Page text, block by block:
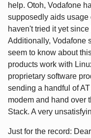
help. Otoh, Vodafone
supposedly aids usage
haven't tried it yet
Additionally, Vodafone
seem to know about
products work with
proprietary software
sending a handful of
modem and hand over
Stack. A very
Just for the record: